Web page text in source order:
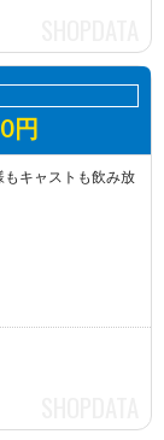
円
キャストも飲み放